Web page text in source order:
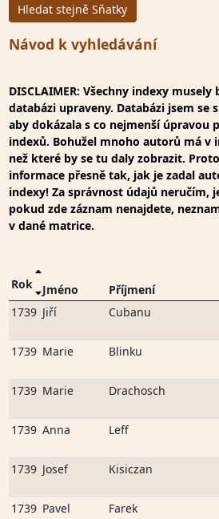
Hledat stejně Sňatky
Návod k vyhledávání
DISCLAIMER: Všechny indexy
databázi upraveny. Databázi jsem se
aby dokázala s co nejmenší úpravou
indexů. Bohužel mnoho autorů má v
než které by se tu daly zobrazit.
informace přesně tak, jak je zadal
indexy! Za správnost údajů neručím,
pokud zde záznam nenajdete,
v dané matrice.
Rok Jméno Příjmení
1739 Jiří Cubanu
1739 Marie Blinku
1739 Marie Drachosch
1739 Anna Leff
1739 Josef Kisiczan
1739 Pavel Farek